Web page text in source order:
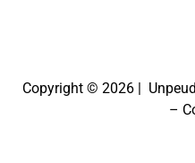
Copyright © 2026 |
–